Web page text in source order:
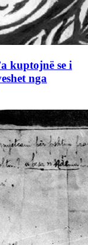
kuptojnë se i
nga